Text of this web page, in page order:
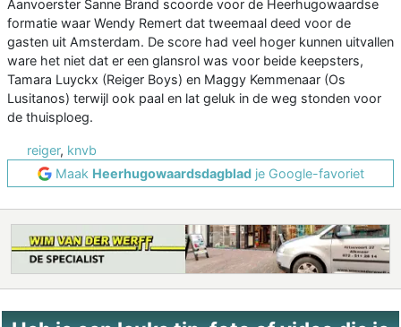
Aanvoerster Sanne Brand scoorde voor de Heerhugowaardse
formatie waar Wendy Remert dat tweemaal deed voor de
gasten uit Amsterdam. De score had veel hoger kunnen uitvallen
ware het niet dat er een glansrol was voor beide keepsters,
Tamara Luyckx (Reiger Boys) en Maggy Kemmenaar (Os
Lusitanos) terwijl ook paal en lat geluk in de weg stonden voor
de thuisploeg.
reiger, knvb
Maak Heerhugowaardsdagbladje Google-favoriet